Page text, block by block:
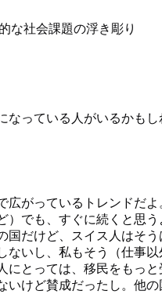
な社会課題の浮き彫り
なっている人がいるかも
がっているトレンドだ
でも、すぐに続くと思
だけど、スイス人はそ
ないし、私もそう（仕事
とっては、移民をもっ
けど賛成だったし。他